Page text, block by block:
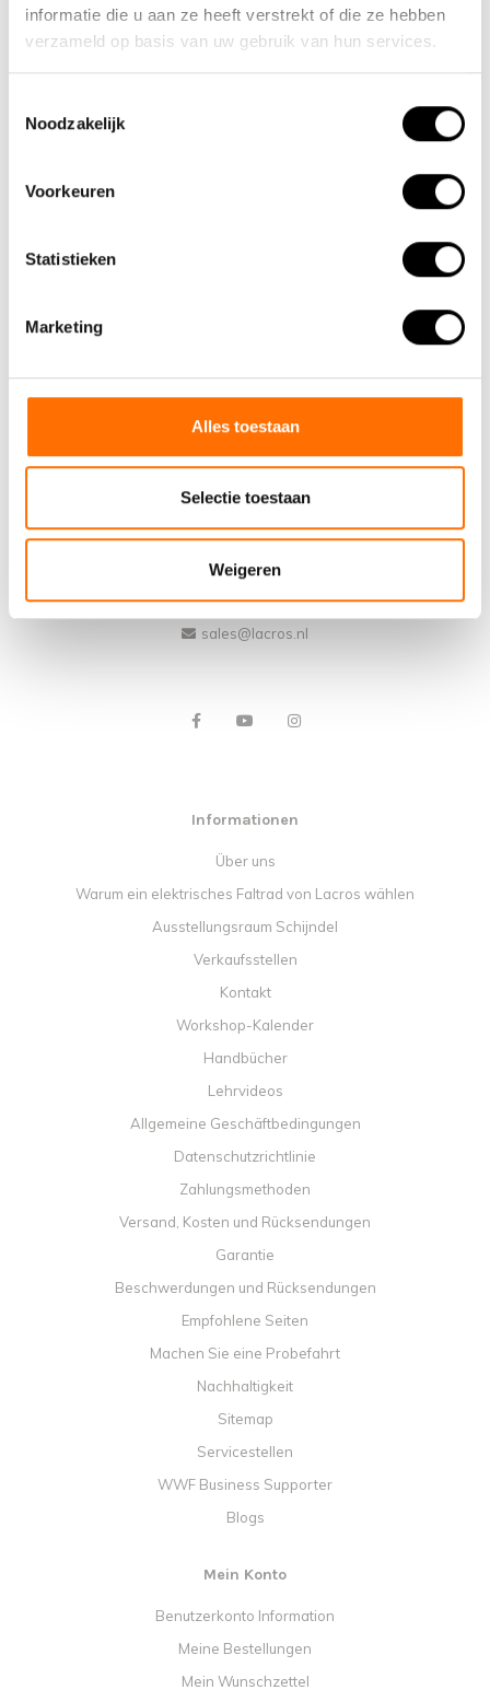
informatie die u aan ze heeft verstrekt of die ze hebben
verzameld op basis van uw gebruik van hun services.
Noodzakelijk
Voorkeuren
Statistieken
Marketing
Alles toestaan
Selectie toestaan
Weigeren
Team Lacros
Handelskammernummer: 62140957
Umsatzsteuer-Identifikationsnummer: NL854680950B01
(+31) 73 203 2487
sales@lacros.nl
Informationen
Über uns
Warum ein elektrisches Faltrad von Lacros wählen
Ausstellungsraum Schijndel
Verkaufsstellen
Kontakt
Workshop-Kalender
Handbücher
Lehrvideos
Allgemeine Geschäftbedingungen
Datenschutzrichtlinie
Zahlungsmethoden
Versand, Kosten und Rücksendungen
Garantie
Beschwerdungen und Rücksendungen
Empfohlene Seiten
Machen Sie eine Probefahrt
Nachhaltigkeit
Sitemap
Servicestellen
WWF Business Supporter
Blogs
Mein Konto
Benutzerkonto Information
Meine Bestellungen
Mein Wunschzettel